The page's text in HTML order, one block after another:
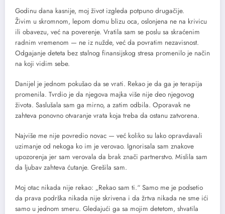
Godinu dana kasnije, moj život izgleda potpuno drugačije.
Živim u skromnom, lepom domu blizu oca, oslonjena ne na krivicu
ili obavezu, već na poverenje. Vratila sam se poslu sa skraćenim
radnim vremenom — ne iz nužde, već da povratim nezavisnost.
Odgajanje deteta bez stalnog finansijskog stresa promenilo je način
na koji vidim sebe.
Danijel je jednom pokušao da se vrati. Rekao je da ga je terapija
promenila. Tvrdio je da njegova majka više nije deo njegovog
života. Saslušala sam ga mirno, a zatim odbila. Oporavak ne
zahteva ponovno otvaranje vrata koja treba da ostanu zatvorena.
Najviše me nije povredio novac — već koliko su lako opravdavali
uzimanje od nekoga ko im je verovao. Ignorisala sam znakove
upozorenja jer sam verovala da brak znači partnerstvo. Mislila sam
da ljubav zahteva ćutanje. Grešila sam.
Moj otac nikada nije rekao: „Rekao sam ti.“ Samo me je podsetio
da prava podrška nikada nije skrivena i da žrtva nikada ne sme ići
samo u jednom smeru. Gledajući ga sa mojim detetom, shvatila